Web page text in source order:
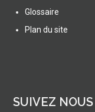
Glossaire
Plan du site
SUIVEZ NOUS